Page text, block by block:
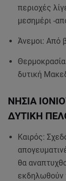
περιοχές
μεσημέρι -
Άνεμοι: Από
δυτική
ΝΗΣΙΑ
ΔΥΤΙΚΗ
Καιρός:
θα
εκδηλωθούν